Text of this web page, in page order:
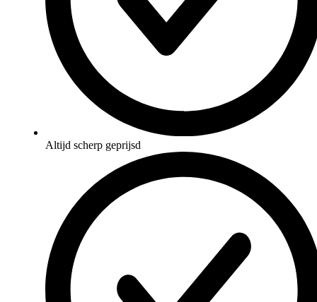
Altijd scherp geprijsd